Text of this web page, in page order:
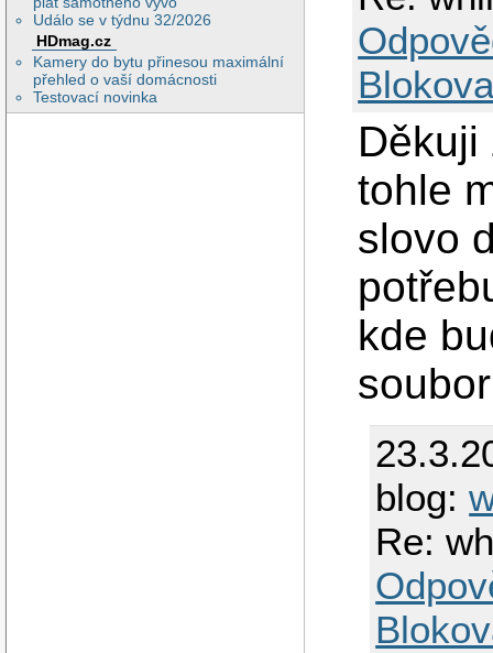
Událo se v týdnu 32/2026
HDmag.cz
Kamery do bytu přinesou maximální
přehled o vaší domácnosti
Testovací novinka
tohle
slovo
kde
blog:
Re: